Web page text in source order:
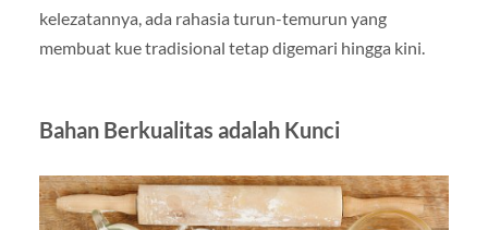
kelezatannya, ada rahasia turun-temurun yang
membuat kue tradisional tetap digemari hingga kini.
Bahan Berkualitas adalah Kunci